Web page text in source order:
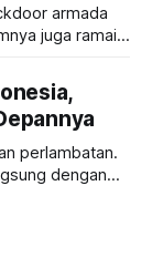
armada
juga ramai
perlambatan.
dengan